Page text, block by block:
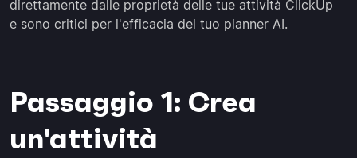
direttamente dalle proprietà delle tue attività ClickUp
e sono critici per l'efficacia del tuo planner AI.
Passaggio 1: Crea
un'attività